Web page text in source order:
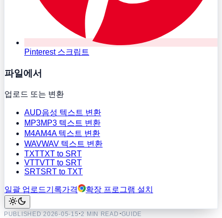
Pinterest 스크립트
파일에서
업로드 또는 변환
AUD음성 텍스트 변환
MP3MP3 텍스트 변환
M4AM4A 텍스트 변환
WAVWAV 텍스트 변환
TXTTXT to SRT
VTTVTT to SRT
SRTSRT to TXT
일괄 업로드기록가격 확장 프로그램 설치
PUBLISHED2026-05-15·2 MIN READ ·GUIDE